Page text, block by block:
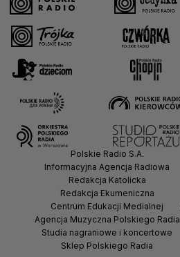
Polskie Radio S.A.
Informacyjna Agencja Radiowa
Redakcja Katolicka
Redakcja Ekumeniczna
Centrum Edukacji Medialnej
Agencja Muzyczna Polskiego Radia
Studia nagraniowe i koncertowe
Sklep Polskiego Radia